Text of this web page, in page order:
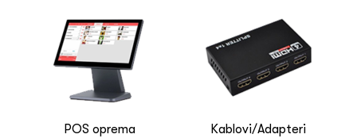
Xiaomi
XO
YSD
POS oprema Kablovi/Adapteri